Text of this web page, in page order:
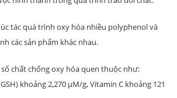
tác quá trình oxy hóa nhiều polyphenol và
các sản phẩm khác nhau.
chất chống oxy hóa quen thuộc như:
khoảng 2,270 µM/g, Vitamin C khoảng 121